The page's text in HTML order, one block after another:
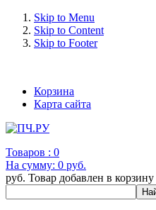
Skip to Menu
Skip to Content
Skip to Footer
Корзина
Карта сайта
Товаров : 0
На сумму: 0 руб.
руб. Товар добавлен в корзину